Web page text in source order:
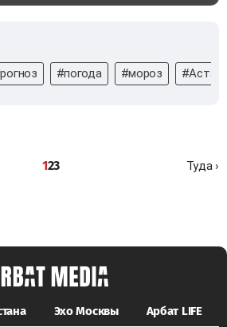
#погода #мороз
123 Туда ›
Эхо Москвы Арбат LIFE